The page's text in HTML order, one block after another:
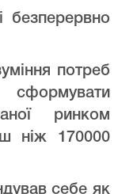
потреб
сформувати
ринком
ніж 170000
себе як